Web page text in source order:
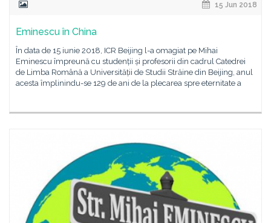
15 Jun 2018
Eminescu în China
În data de 15 iunie 2018, ICR Beijing l-a omagiat pe Mihai
Eminescu împreună cu studenții și profesorii din cadrul Catedrei
de Limba Română a Universității de Studii Străine din Beijing, anul
acesta împlinindu-se 129 de ani de la plecarea spre eternitate a